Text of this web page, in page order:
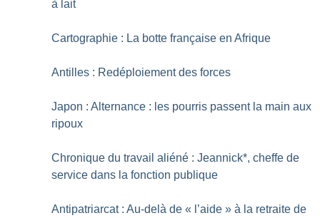
à lait
Cartographie : La botte française en Afrique
Antilles : Redéploiement des forces
Japon : Alternance : les pourris passent la main aux
ripoux
Chronique du travail aliéné : Jeannick*, cheffe de
service dans la fonction publique
Antipatriarcat : Au-delà de « l’aide » à la retraite de